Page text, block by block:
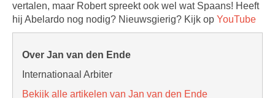
vertalen, maar Robert spreekt ook wel wat Spaans! Heeft
hij Abelardo nog nodig? Nieuwsgierig? Kijk op YouTube
Over Jan van den Ende
Internationaal Arbiter
Bekijk alle artikelen van Jan van den Ende